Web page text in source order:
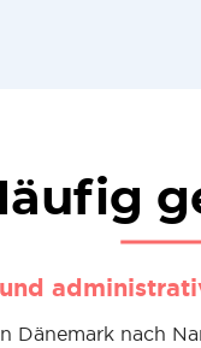
Dänemark nach